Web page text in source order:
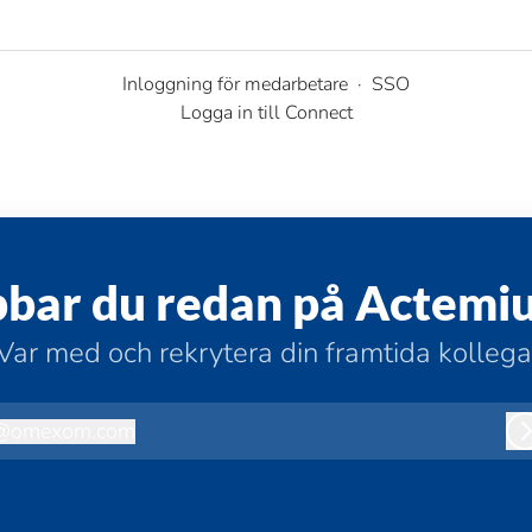
Inloggning för medarbetare · SSO
Logga in till Connect
du redan på
med och rekrytera din framtida